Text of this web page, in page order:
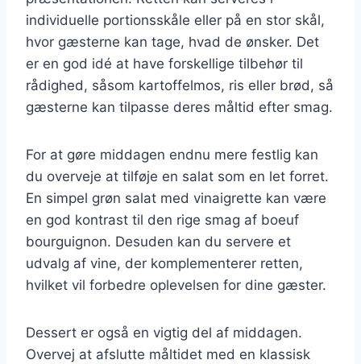
individuelle portionsskåle eller på en stor skål,
hvor gæsterne kan tage, hvad de ønsker. Det
er en god idé at have forskellige tilbehør til
rådighed, såsom kartoffelmos, ris eller brød, så
gæsterne kan tilpasse deres måltid efter smag.
For at gøre middagen endnu mere festlig kan
du overveje at tilføje en salat som en let forret.
En simpel grøn salat med vinaigrette kan være
en god kontrast til den rige smag af boeuf
bourguignon. Desuden kan du servere et
udvalg af vine, der komplementerer retten,
hvilket vil forbedre oplevelsen for dine gæster.
Dessert er også en vigtig del af middagen.
Overvej at afslutte måltidet med en klassisk